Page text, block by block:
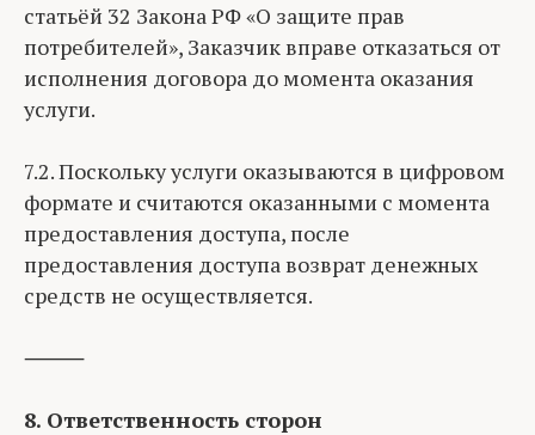
статьёй 32 Закона РФ «О защите прав
потребителей», Заказчик вправе отказаться от
исполнения договора до момента оказания
услуги.
7.2. Поскольку услуги оказываются в цифровом
формате и считаются оказанными с момента
предоставления доступа, после
предоставления доступа возврат денежных
средств не осуществляется.
⸻
8. Ответственность сторон